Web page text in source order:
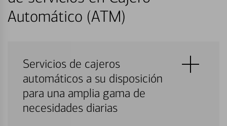
Automático (ATM)
Servicios de cajeros
automáticos a su disposición
para una amplia gama de
necesidades diarias